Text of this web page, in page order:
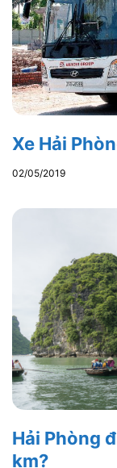
Xe Hải
02/05/2019
Hải Phòng
km?